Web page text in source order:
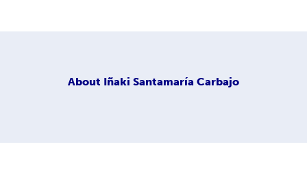
About Iñaki Santamaría Carbajo